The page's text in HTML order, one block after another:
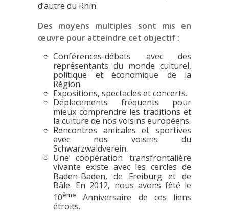
d’autre du Rhin.
Des moyens multiples sont mis en
œuvre pour atteindre cet objectif :
Conférences-débats avec des
représentants du monde culturel,
politique et économique de la
Région.
Expositions, spectacles et concerts.
Déplacements fréquents pour
mieux comprendre les traditions et
la culture de nos voisins européens.
Rencontres amicales et sportives
avec nos voisins du
Schwarzwaldverein.
Une coopération transfrontalière
vivante existe avec les cercles de
Baden-Baden, de Freiburg et de
Bâle. En 2012, nous avons fêté le
10ème
Anniversaire de ces liens
étroits.